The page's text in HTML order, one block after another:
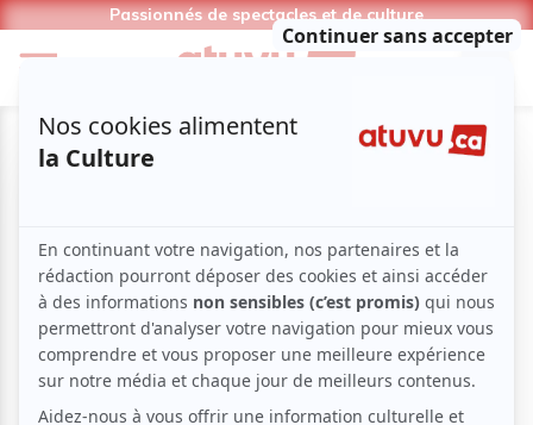
Passionnés de spectacles et de culture